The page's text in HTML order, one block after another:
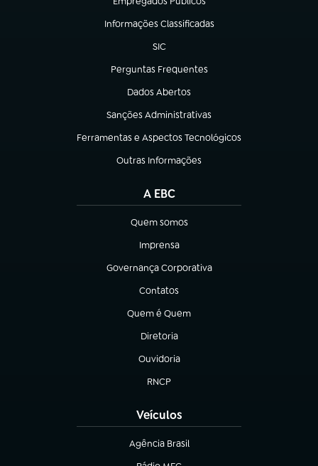
(abre em nova aba)
Informações Classificadas
(abre em nova aba)
SIC
(abre em nova aba)
Perguntas Frequentes
(abre em nova aba)
Dados Abertos
(abre em nova aba)
Sanções Administrativas
(abre em nova aba)
Ferramentas e Aspectos Tecnológicos
(abre em nova aba)
Outras Informações
(abre em nova aba)
A EBC
Quem somos
(abre em nova aba)
Imprensa
(abre em nova aba)
Governança Corporativa
(abre em nova aba)
Contatos
(abre em nova aba)
Quem é Quem
(abre em nova aba)
Diretoria
(abre em nova aba)
Ouvidoria
(abre em nova aba)
RNCP
(abre em nova aba)
Veículos
Agência Brasil
(abre em nova aba)